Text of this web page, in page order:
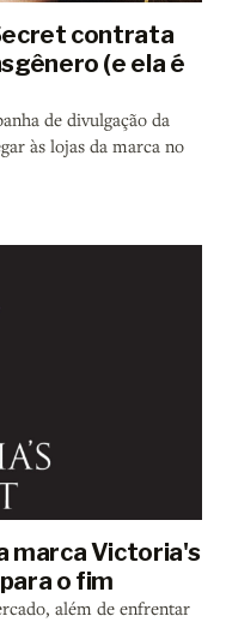
contrata
(e ela é
de divulgação da
às lojas da marca no
marca Victoria's
o fim
além de enfrentar